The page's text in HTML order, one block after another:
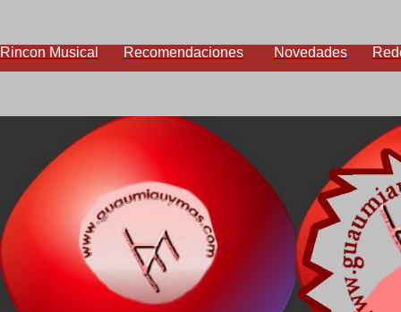
Rincon Musical Recomendaciones Novedades